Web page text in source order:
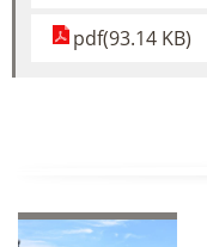
pdf(93.14 KB)